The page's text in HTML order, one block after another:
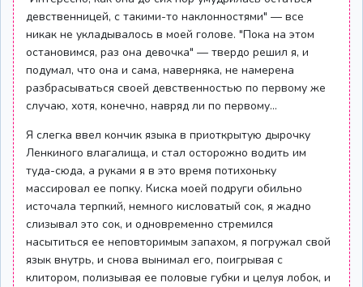
девственницей, с такими-то наклонностями" — все
никак не укладывалось в моей голове. "Пока на этом
остановимся, раз она девочка" — твердо решил я, и
подумал, что она и сама, наверняка, не намерена
разбрасываться своей девственностью по первому же
случаю, хотя, конечно, навряд ли по первому...
Я слегка ввел кончик языка в приоткрытую дырочку
Ленкиного влагалища, и стал осторожно водить им
туда-сюда, а руками я в это время потихоньку
массировал ее попку. Киска моей подруги обильно
источала терпкий, немного кисловатый сок, я жадно
слизывал это сок, и одновременно стремился
насытиться ее неповторимым запахом, я погружал свой
язык внутрь, и снова вынимал его, поигрывая с
клитором, полизывая ее половые губки и целуя лобок, и